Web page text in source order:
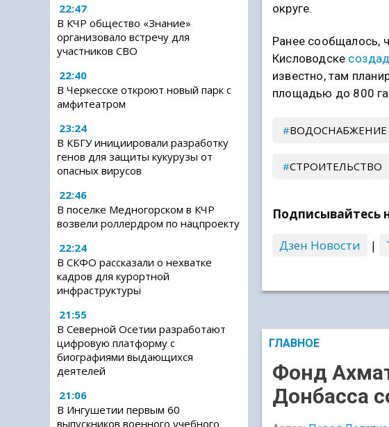
22:47
В КЧР общество «Знание»
организовало встречу для
участников СВО
22:40
В Черкесске откроют новый парк с
амфитеатром
23:24
В КБГУ инициировали разработку
генов для защиты кукурузы от
опасных вирусов
22:46
В поселке Медногорском в КЧР
возвели роллердром по нацпроекту
22:24
В СКФО рассказали о нехватке
кадров для курортной
инфраструктуры
21:55
В Северной Осетии разработают
цифровую платформу с
биографиями выдающихся
деятелей
21:06
В Ингушетии первым 60
выпускников военного учебного
округе.
Ранее сообщалось,
Кисловодске
известно, там
площадью до 800
ВОДОСНАБЖЕНИЕ
СТРОИТЕЛЬСТВО
Подписывайтесь
Дзен Новости
|
ГЛАВНОЕ
Фонд
Донбасса